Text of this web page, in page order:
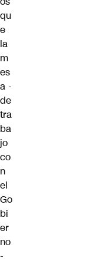
qu
e
la
m
es
a -
de
tra
ba
jo
co
n
el
Go
bi
er
no
-